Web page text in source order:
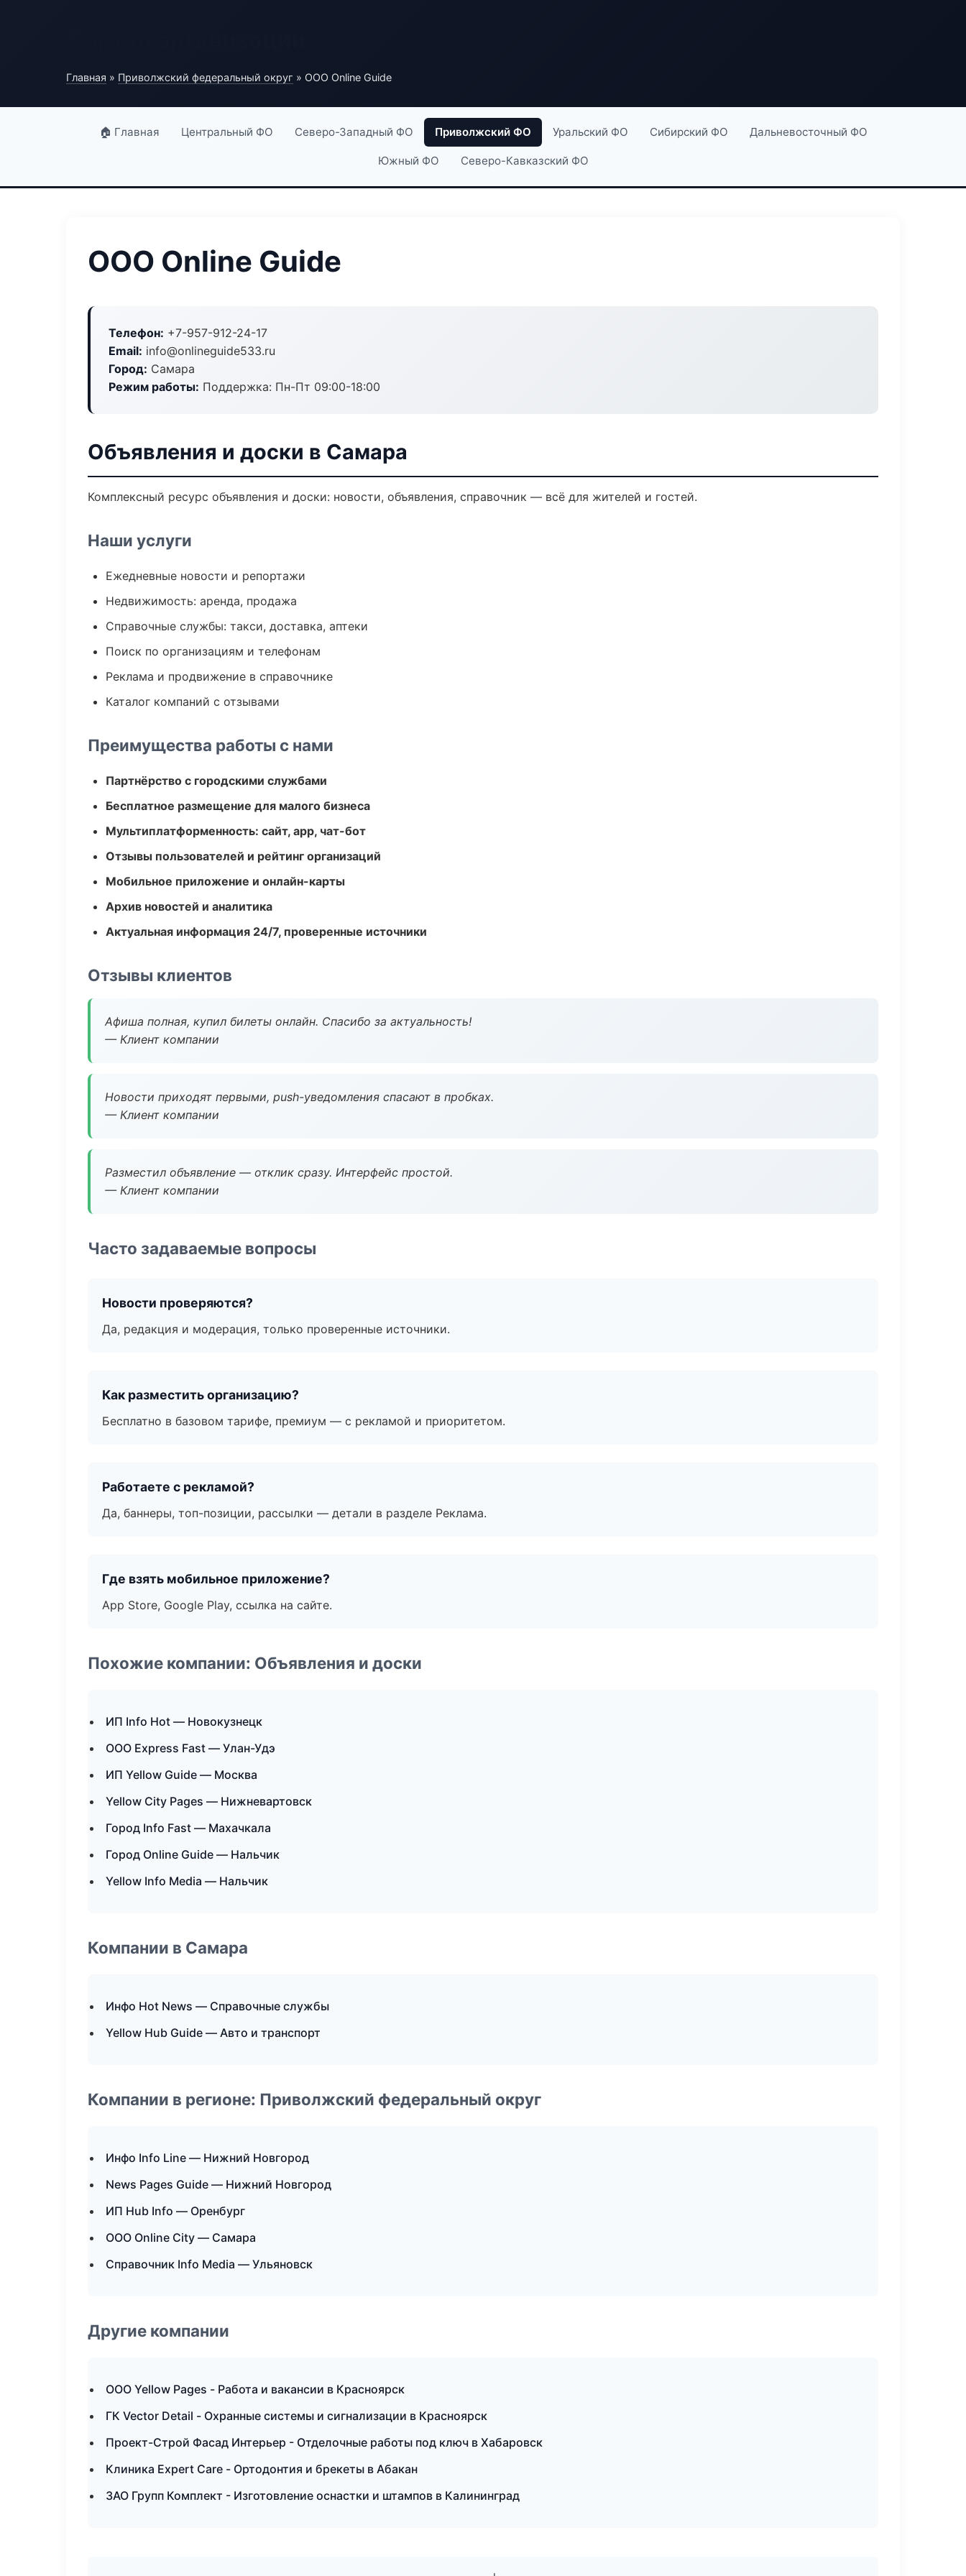
Главная » Приволжский федеральный округ » ООО Online Guide
🏠 Главная Центральный ФО Северо-Западный ФО Приволжский ФО Уральский ФО Сибирский ФО Дальневосточный ФО
Южный ФО Северо-Кавказский ФО
ООО Online Guide
Телефон: +7-957-912-24-17
Email: info@onlineguide533.ru
Город: Самара
Режим работы: Поддержка: Пн-Пт 09:00-18:00
Объявления и доски в Самара
Комплексный ресурс объявления и доски: новости, объявления, справочник — всё для жителей и гостей.
Наши услуги
Ежедневные новости и репортажи
Недвижимость: аренда, продажа
Справочные службы: такси, доставка, аптеки
Поиск по организациям и телефонам
Реклама и продвижение в справочнике
Каталог компаний с отзывами
Преимущества работы с нами
Партнёрство с городскими службами
Бесплатное размещение для малого бизнеса
Мультиплатформенность: сайт, app, чат-бот
Отзывы пользователей и рейтинг организаций
Мобильное приложение и онлайн-карты
Архив новостей и аналитика
Актуальная информация 24/7, проверенные источники
Отзывы клиентов
Афиша полная, купил билеты онлайн. Спасибо за актуальность!
— Клиент компании
Новости приходят первыми, push-уведомления спасают в пробках.
— Клиент компании
Разместил объявление — отклик сразу. Интерфейс простой.
— Клиент компании
Часто задаваемые вопросы
Новости проверяются?
Да, редакция и модерация, только проверенные источники.
Как разместить организацию?
Бесплатно в базовом тарифе, премиум — с рекламой и приоритетом.
Работаете с рекламой?
Да, баннеры, топ-позиции, рассылки — детали в разделе Реклама.
Где взять мобильное приложение?
App Store, Google Play, ссылка на сайте.
Похожие компании: Объявления и доски
ИП Info Hot — Новокузнецк
ООО Express Fast — Улан-Удэ
ИП Yellow Guide — Москва
Yellow City Pages — Нижневартовск
Город Info Fast — Махачкала
Город Online Guide — Нальчик
Yellow Info Media — Нальчик
Компании в Самара
Инфо Hot News — Справочные службы
Yellow Hub Guide — Авто и транспорт
Компании в регионе: Приволжский федеральный округ
Инфо Info Line — Нижний Новгород
News Pages Guide — Нижний Новгород
ИП Hub Info — Оренбург
ООО Online City — Самара
Справочник Info Media — Ульяновск
Другие компании
ООО Yellow Pages - Работа и вакансии в Красноярск
ГК Vector Detail - Охранные системы и сигнализации в Красноярск
Проект-Строй Фасад Интерьер - Отделочные работы под ключ в Хабаровск
Клиника Expert Care - Ортодонтия и брекеты в Абакан
ЗАО Групп Комплект - Изготовление оснастки и штампов в Калининград